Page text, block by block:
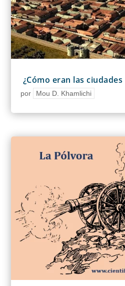
¿Cómo eran las
por Mou D. Khamlichi